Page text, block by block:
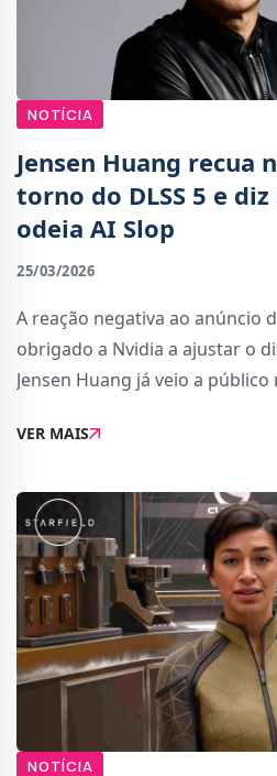
NOTÍCIA
Jensen Huang recua
torno do DLSS 5 e
odeia AI Slop
25/03/2026
A reação negativa ao anúncio
obrigado a Nvidia a ajustar o
Jensen Huang já veio a
recente com Lex Fridman, o
VER MAIS
NOTÍCIA